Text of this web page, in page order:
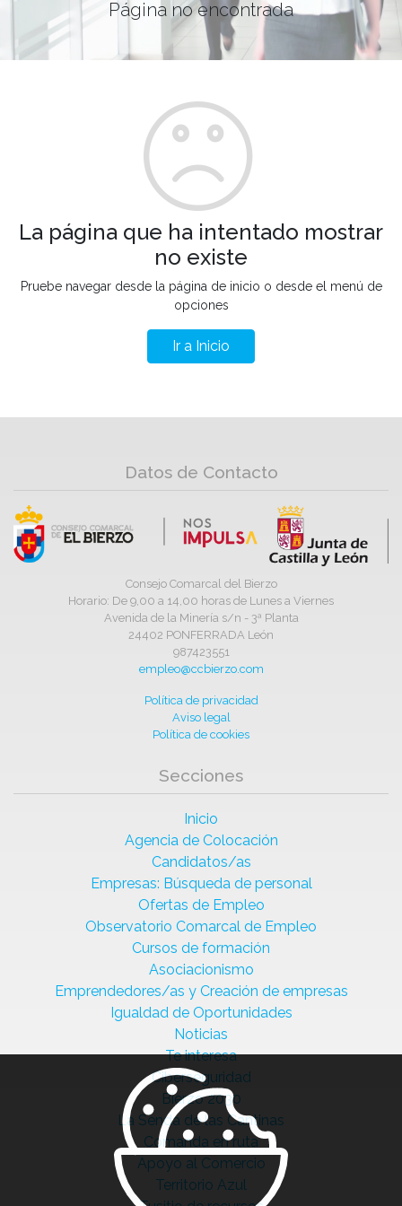
Página no encontrada
La página que ha intentado mostrar
no existe
Pruebe navegar desde la página de inicio o desde el menú de
opciones
Ir a Inicio
Datos de Contacto
Consejo Comarcal del Bierzo
Horario: De 9,00 a 14,00 horas de Lunes a Viernes
Avenida de la Minería s/n - 3ª Planta
24402 PONFERRADA León
987423551
empleo@ccbierzo.com
Política de privacidad
Aviso legal
Política de cookies
Secciones
Inicio
Agencia de Colocación
Candidatos/as
Empresas: Búsqueda de personal
Ofertas de Empleo
Observatorio Comarcal de Empleo
Cursos de formación
Asociacionismo
Emprendedores/as y Creación de empresas
Igualdad de Oportunidades
Noticias
Te interesa
Ciberseguridad
Bierzo 2030
La Senda de las Cantinas
Comanda en ruta
Apoyo al Comercio
Territorio Azul